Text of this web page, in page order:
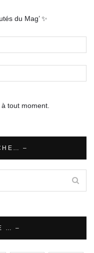
du Mag’ ✨
tout moment.
–
… –